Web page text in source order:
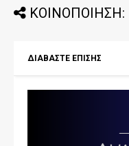
ΚΟΙΝΟΠΟΙΗΣΗ:
ΔΙΑΒΑΣΤΕ ΕΠΙΣΗΣ